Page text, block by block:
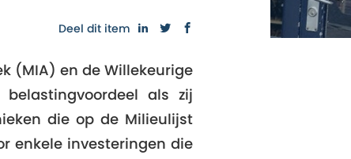
Deel dit item
(MIA) en de Willekeurige
als zij
die op de Milieulijst
enkele investeringen die